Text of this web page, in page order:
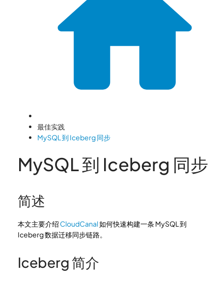
最佳实践
MySQL 到 Iceberg 同步
MySQL 到 Iceberg 同步
简述
本文主要介绍 CloudCanal如何快速构建一条 MySQL 到
Iceberg 数据迁移同步链路。
Iceberg 简介